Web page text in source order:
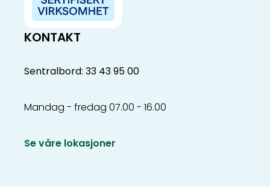
KONTAKT
Sentralbord: 33 43 95 00
Mandag - fredag 07.00 - 16.00
Se våre lokasjoner